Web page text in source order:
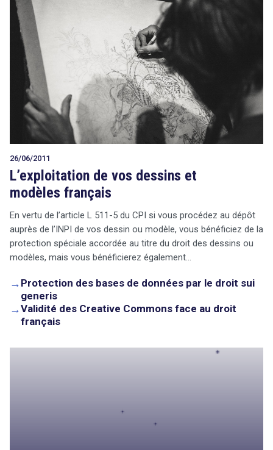
26/06/2011
L’exploitation de vos dessins et
modèles français
En vertu de l’article L 511-5 du CPI si vous procédez au dépôt
auprès de l’INPI de vos dessin ou modèle, vous bénéficiez de la
protection spéciale accordée au titre du droit des dessins ou
modèles, mais vous bénéficierez également…
→ Protection des bases de données par le droit sui
generis
→Validité des Creative Commons face au droit
français